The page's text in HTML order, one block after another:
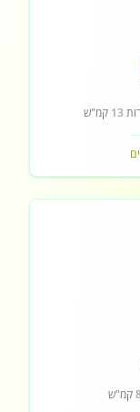
13 קמ"ש
קמ"ש